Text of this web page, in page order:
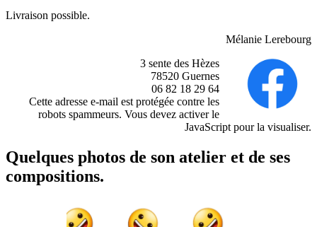
Livraison possible.
Mélanie Lerebourg
3 sente des Hèzes
78520 Guernes
06 82 18 29 64
Cette adresse e-mail est protégée contre les
robots spammeurs. Vous devez activer le
JavaScript pour la visualiser.
Quelques photos de son atelier et de ses
compositions.